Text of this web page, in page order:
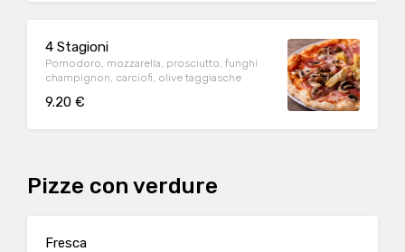
4 Stagioni
Pomodoro, mozzarella, prosciutto, funghi
champignon, carciofi, olive taggiasche
9.20 €
Pizze con verdure
Fresca